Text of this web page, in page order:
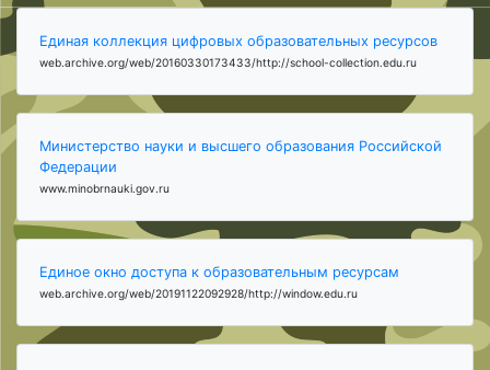
Единая коллекция цифровых образовательных ресурсов
web.archive.org/web/20160330173433/http://school-collection.edu.ru
Министерство науки и высшего образования Российской
Федерации
www.minobrnauki.gov.ru
Единое окно доступа к образовательным ресурсам
web.archive.org/web/20191122092928/http://window.edu.ru